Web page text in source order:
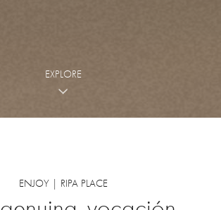
EXPLORE
ENJOY | RIPA PLACE